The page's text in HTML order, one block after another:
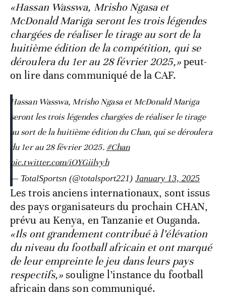
«Hassan Wasswa, Mrisho Ngasa et
McDonald Mariga seront les trois légendes
chargées de réaliser le tirage au sort de la
huitième édition de la compétition, qui se
déroulera du 1er au 28 février 2025,»peut-
on lire dans communiqué de la CAF.
Hassan Wasswa, Mrisho Ngasa et McDonald Mariga
seront les trois légendes chargées de réaliser le tirage
au sort de la huitième édition du Chan, qui se déroulera
du 1er au 28 février 2025. #Chan
pic.twitter.com/iOYGiilvyh
— TotalSportsn (@totalsport221) January 13, 2025
Les trois anciens internationaux, sont issus
des pays organisateurs du prochain CHAN,
prévu au Kenya, en Tanzanie et Ouganda.
«Ils ont grandement contribué à l’élévation
du niveau du football africain et ont marqué
de leur empreinte le jeu dans leurs pays
respectifs,» souligne l’instance du football
africain dans son communiqué.